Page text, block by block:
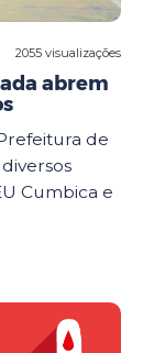
2055 visualizações
abrem
de
Cumbica e